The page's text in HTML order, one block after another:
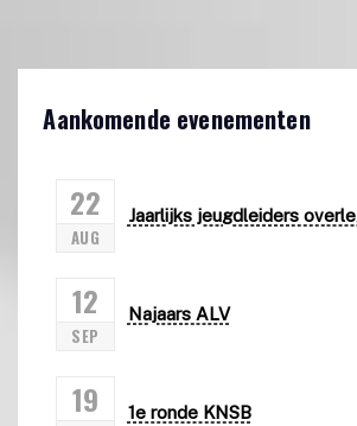
Aankomende evenementen
22
AUG
Jaarlijks jeugdleiders
12
SEP
Najaars ALV
19 1e ronde KNSB